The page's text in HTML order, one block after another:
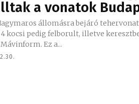
a vonatok
állomásra bejáró
4 kocsi pedig felborult, illetve
Ez a...